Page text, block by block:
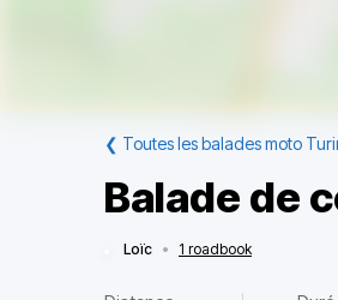
❮ Toutes les balades moto
Balade de
Loïc • 1 roadbook